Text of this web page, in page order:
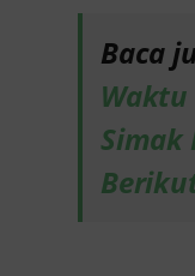
Baca
Waktu
Simak